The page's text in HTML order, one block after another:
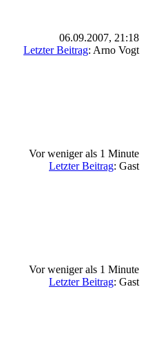
06.09.2007, 21:18
Letzter Beitrag: Arno Vogt
Vor weniger als 1 Minute
Letzter Beitrag: Gast
Vor weniger als 1 Minute
Letzter Beitrag: Gast